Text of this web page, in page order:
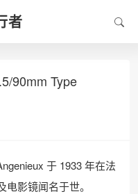
者
90mm Type
于 1933 年在法
影镜闻名于世。